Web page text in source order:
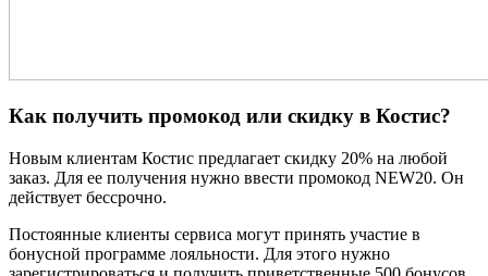
Как получить промокод или скидку в Костис?
Новым клиентам Костис предлагает скидку 20% на любой
заказ. Для ее получения нужно ввести промокод NEW20. Он
действует бессрочно.
Постоянные клиенты сервиса могут принять участие в
бонусной программе лояльности. Для этого нужно